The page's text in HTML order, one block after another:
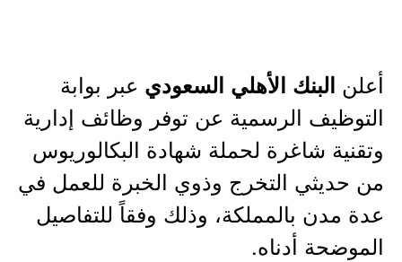
أعلن البنك الأهلي السعودي عبر بوابة
التوظيف الرسمية عن توفر وظائف إدارية
وتقنية شاغرة لحملة شهادة البكالوريوس
من حديثي التخرج وذوي الخبرة للعمل في
عدة مدن بالمملكة، وذلك وفقاً للتفاصيل
الموضحة أدناه.